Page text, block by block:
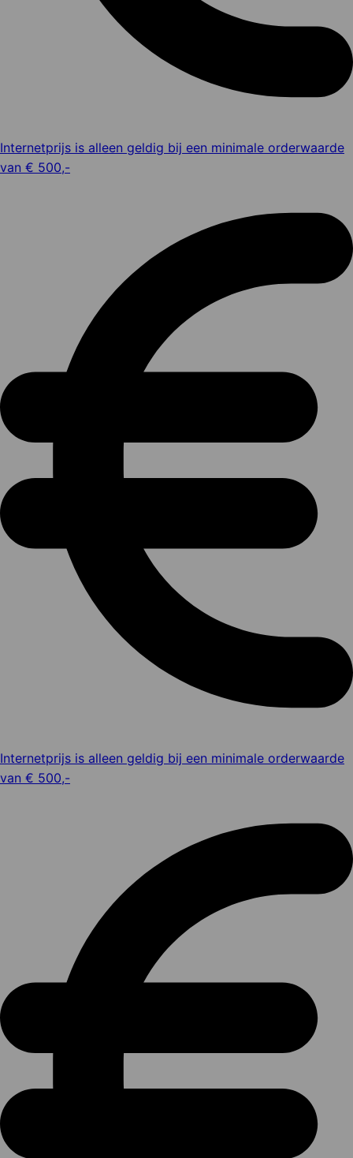
Internetprijs is alleen geldig bij een minimale orderwaarde
van € 500,-
Internetprijs is alleen geldig bij een minimale orderwaarde
van € 500,-